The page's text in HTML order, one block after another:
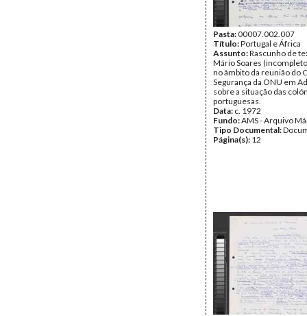
Pasta:00007.002.007
Título:Portugal e África
Assunto:Rascunho de
Mário Soares
no âmbito da reunião do
Segurança da ONU em
sobre a situação das
portuguesas.
Data: c. 1972
Fundo:AMS - Arquivo
Tipo Documental:
Página(s): 12